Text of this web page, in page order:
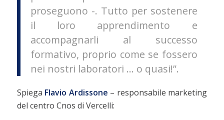
proseguono -. Tutto per sostenere
il loro apprendimento e
accompagnarli al successo
formativo, proprio come se fossero
nei nostri laboratori … o quasi!”.
Spiega Flavio Ardissone – responsabile marketing
del centro Cnos di Vercelli: